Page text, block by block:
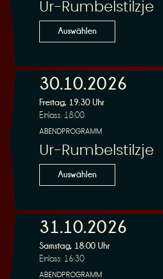
Ur-Rumbelstilzje
Auswählen
30.10.2026
Freitag, 19:30 Uhr
Einlass: 18:00
ABENDPROGRAMM
Ur-Rumbelstilzje
Auswählen
31.10.2026
Samstag, 18:00 Uhr
Einlass: 16:30
ABENDPROGRAMM